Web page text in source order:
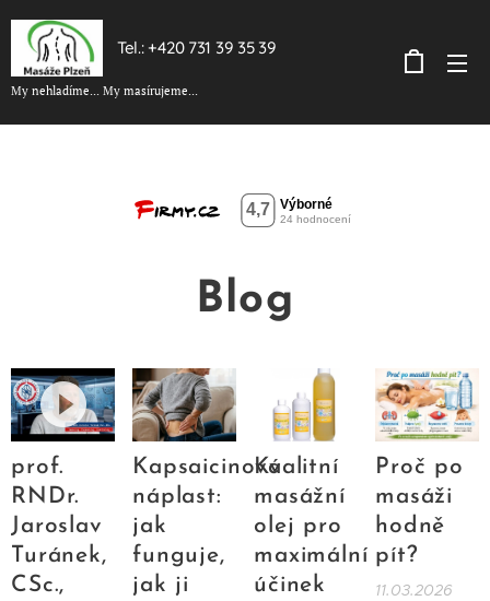
Tel.: +420 731 39 35 39
My nehladíme... My masírujeme...
Blog
prof.
RNDr.
Jaroslav
Turánek,
CSc.,
Kapsaicinová
náplast:
jak
funguje,
jak ji
Kvalitní
masážní
olej pro
maximální
účinek
Proč po
masáži
hodně
pít?
11.03.2026